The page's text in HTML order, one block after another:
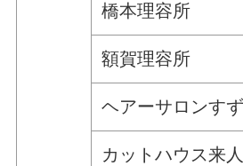
橋本理容所
額賀理容所
ヘアーサロンす
カットハウス来人